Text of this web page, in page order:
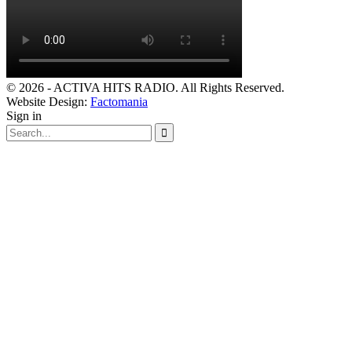
© 2026 - ACTIVA HITS RADIO. All Rights Reserved.
Website Design: Factomania
Sign in